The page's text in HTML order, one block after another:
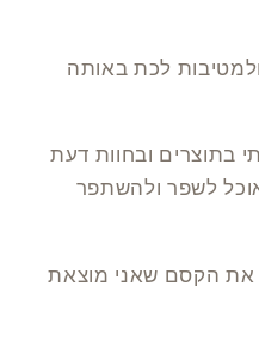
לכת באותה
ובחוות דעת
לשפר ולהשתפר
את הקסם שאני מוצאת